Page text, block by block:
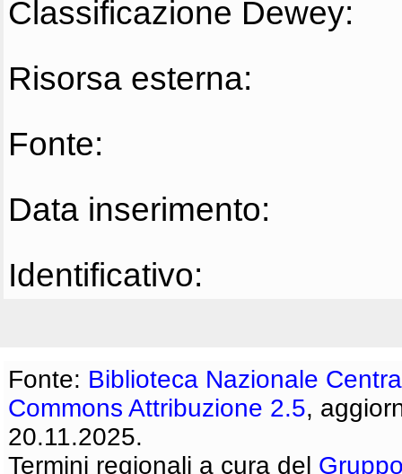
Classificazione Dewey:
Risorsa esterna:
Fonte:
Data inserimento:
Identificativo:
Fonte: Biblioteca Nazionale
Commons Attribuzione 2.5,
20.11.2025.
Termini regionali a cura del